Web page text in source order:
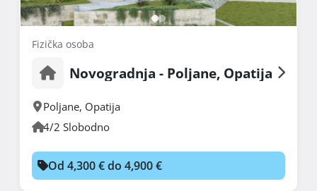
Fizička osoba
Novogradnja - Poljane, Opatija
Poljane, Opatija
4/2 Slobodno
Od 4,300 € do 4,900 €